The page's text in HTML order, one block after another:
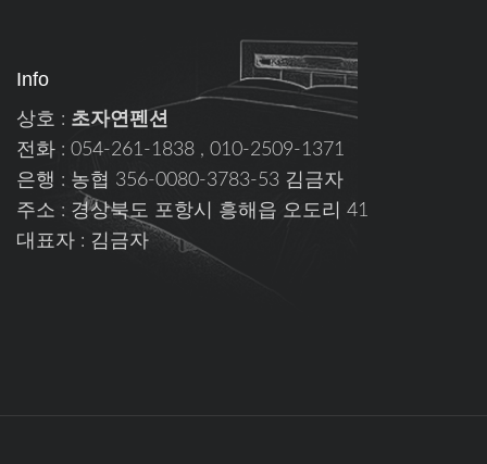
Info
상호 : 초자연펜션
전화 : 054-261-1838 , 010-2509-1371
은행 : 농협 356-0080-3783-53 김금자
주소 : 경상북도 포항시 흥해읍 오도리 41
대표자 : 김금자